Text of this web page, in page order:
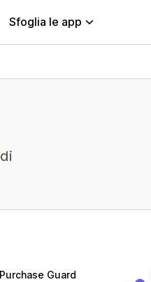
Sfoglia le app
Guard